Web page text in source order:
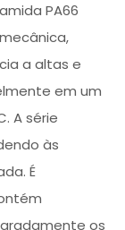
PA66
a altas e
em um
A série
às
É
os